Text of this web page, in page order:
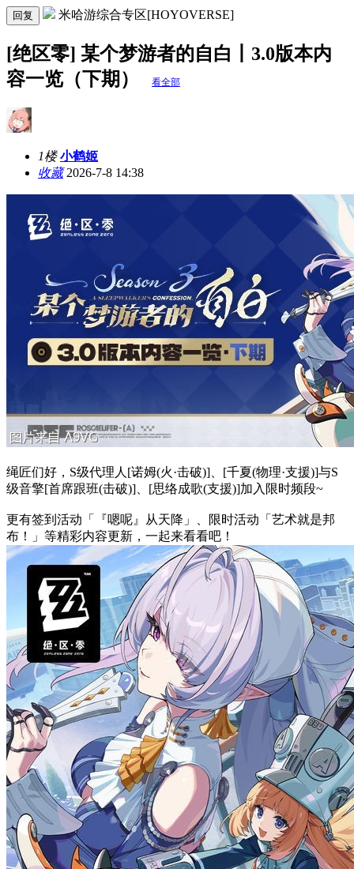
回复 米哈游综合专区[HOYOVERSE]
[绝区零] 某个梦游者的自白丨3.0版本内
容一览（下期）
看全部
1楼 小鹤姬
收藏2026-7-8 14:38
绳匠们好，S级代理人[诺姆(火·击破)]、[千夏(物理·支援)]与S
级音擎[首席跟班(击破)]、[思络成歌(支援)]加入限时频段~
更有签到活动「『嗯呢』从天降」、限时活动「艺术就是邦
布！」等精彩内容更新，一起来看看吧！